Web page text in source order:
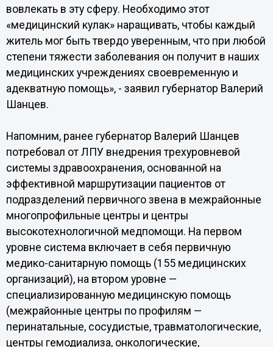
вовлекать в эту сферу. Необходимо этот
«медицинский кулак» наращивать, чтобы каждый
житель мог быть твердо уверенным, что при любой
степени тяжести заболевания он получит в наших
медицинских учреждениях своевременную и
адекватную помощь», - заявил губернатор Валерий
Шанцев.
Напомним, ранее губернатор Валерий Шанцев
потребовал от ЛПУ внедрения трехуровневой
системы здравоохранения, основанной на
эффективной маршрутизации пациентов от
подразделений первичного звена в межрайонные
многопрофильные центры и центры
высокотехнологичной медпомощи. На первом
уровне система включает в себя первичную
медико-санитарную помощь (155 медицинских
организаций), на втором уровне —
специализированную медицинскую помощь
(межрайонные центры по профилям —
перинатальные, сосудистые, травматологические,
центры гемодиализа, онкологические,